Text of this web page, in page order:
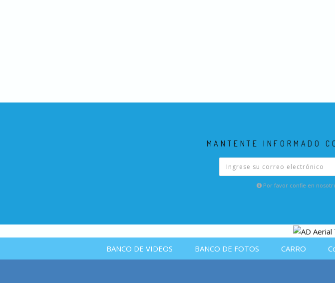
MANTENTE INFORMADO
Por favor confie en
BANCO DE VIDEOS BANCO DE FOTOS CARRO